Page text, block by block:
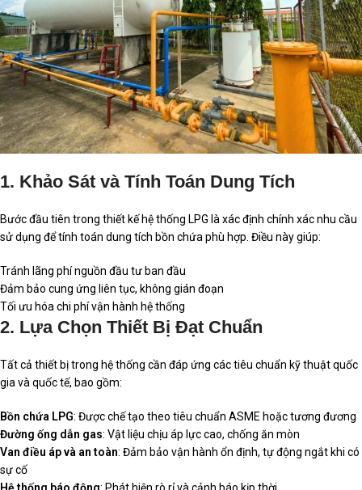
1. Khảo Sát và Tính Toán Dung Tích
Bước đầu tiên trong thiết kế hệ thống LPG là xác định chính xác nhu cầu
sử dụng để tính toán dung tích bồn chứa phù hợp. Điều này giúp:
Tránh lãng phí nguồn đầu tư ban đầu
Đảm bảo cung ứng liên tục, không gián đoạn
Tối ưu hóa chi phí vận hành hệ thống
2. Lựa Chọn Thiết Bị Đạt Chuẩn
Tất cả thiết bị trong hệ thống cần đáp ứng các tiêu chuẩn kỹ thuật quốc
gia và quốc tế, bao gồm:
Bồn chứa LPG: Được chế tạo theo tiêu chuẩn ASME hoặc tương đương
Đường ống dẫn gas: Vật liệu chịu áp lực cao, chống ăn mòn
Van điều áp và an toàn: Đảm bảo vận hành ổn định, tự động ngắt khi có
sự cố
Hệ thống báo động: Phát hiện rò rỉ và cảnh báo kịp thời